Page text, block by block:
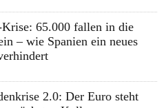
Krise: 65.000 fallen in die
– wie Spanien ein neues
2.0: Der Euro steht